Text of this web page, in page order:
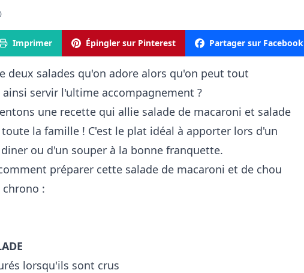
Imprimer Épingler sur Pinterest Partager sur Facebook
deux salades qu'on adore alors qu'on peut tout
servir l'ultime accompagnement ?
une recette qui allie salade de macaroni et salade
la famille ! C'est le plat idéal à apporter lors d'un
ou d'un souper à la bonne franquette.
préparer cette salade de macaroni et de chou
:
lorsqu'ils sont crus